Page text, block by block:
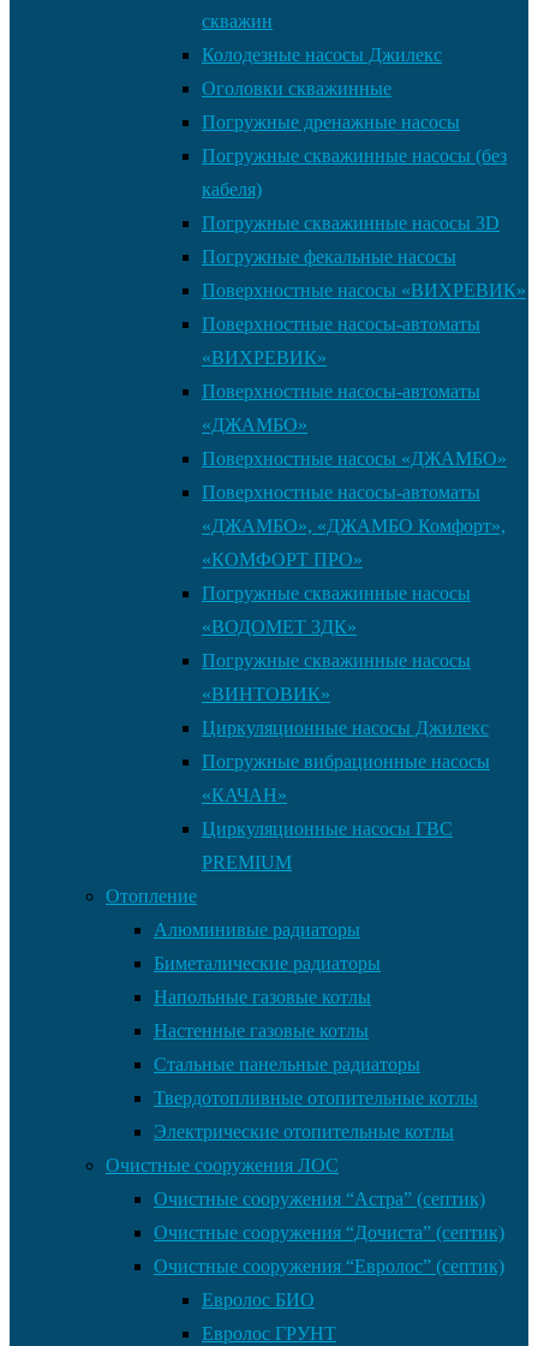
скважин
Колодезные насосы Джилекс
Оголовки скважинные
Погружные дренажные насосы
Погружные скважинные насосы (без
кабеля)
Погружные скважинные насосы 3D
Погружные фекальные насосы
Поверхностные насосы «ВИХРЕВИК»
Поверхностные насосы-автоматы
«ВИХРЕВИК»
Поверхностные насосы-автоматы
«ДЖАМБО»
Поверхностные насосы «ДЖАМБО»
Поверхностные насосы-автоматы
«ДЖАМБО», «ДЖАМБО Комфорт»,
«КОМФОРТ ПРО»
Погружные скважинные насосы
«ВОДОМЕТ 3ДК»
Погружные скважинные насосы
«ВИНТОВИК»
Циркуляционные насосы Джилекс
Погружные вибрационные насосы
«КАЧАН»
Циркуляционные насосы ГВС
PREMIUM
Отопление
Алюминивые радиаторы
Биметалические радиаторы
Напольные газовые котлы
Настенные газовые котлы
Стальные панельные радиаторы
Твердотопливные отопительные котлы
Электрические отопительные котлы
Очистные сооружения ЛОС
Очистные сооружения “Астра” (септик)
Очистные сооружения “Дочиста” (септик)
Очистные сооружения “Евролос” (септик)
Евролос БИО
Евролос ГРУНТ